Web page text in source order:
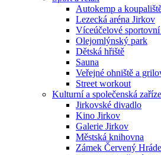
Autokemp a
Lezecká aréna Jirkov
Víceúčelové
Olejomlýnský park
Dětská hřiště
Sauna
Veřejné ohniště a
Street workout
Kulturní a společenská
Jirkovské divadlo
Kino Jirkov
Galerie Jirkov
Městská knihovna
Zámek Červený